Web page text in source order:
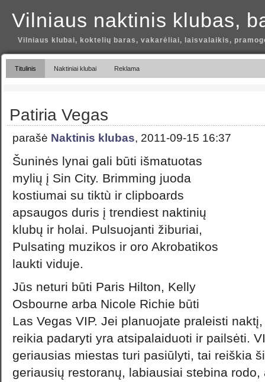
Vilniaus naktinis klubas,
Vilniaus klubai, koktelių baras, vakarėliai, laisvalaikis,
Titulinis Naktiniai klubai Reklama
Patiria Vegas
parašė Naktinis klubas, 2011-09-15 16:37
Šuninės lynai gali būti išmatuotas
mylių į Sin City. Brimming juoda
kostiumai su tiktù ir clipboards
apsaugos duris į trendiest naktinių
klubų ir holai. Pulsuojanti žiburiai,
Pulsating muzikos ir oro Akrobatikos
laukti viduje.
Jūs neturi būti Paris Hilton, Kelly
Osbourne arba Nicole Richie būti
Las Vegas VIP. Jei planuojate praleisti
reikia padaryti yra atsipalaiduoti ir pailsėti.
geriausias miestas turi pasiūlyti, tai reiškia
geriausių restoranų, labiausiai stebina